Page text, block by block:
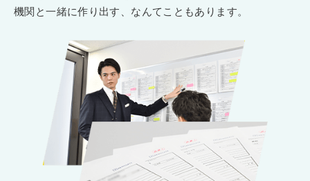
機関と一緒に作り出す、なんてこともあります。